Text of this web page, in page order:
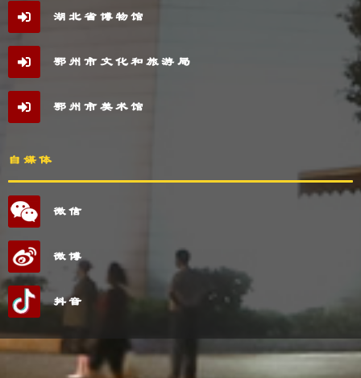
湖北省博物馆
鄂州市文化和旅游局
鄂州市美术馆
自媒体
微信
微博
抖音